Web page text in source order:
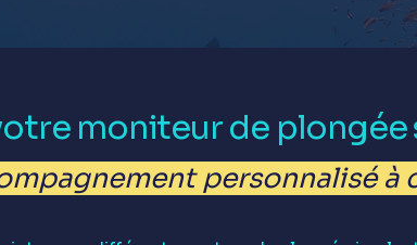
moniteur de plongée
personnalisé à